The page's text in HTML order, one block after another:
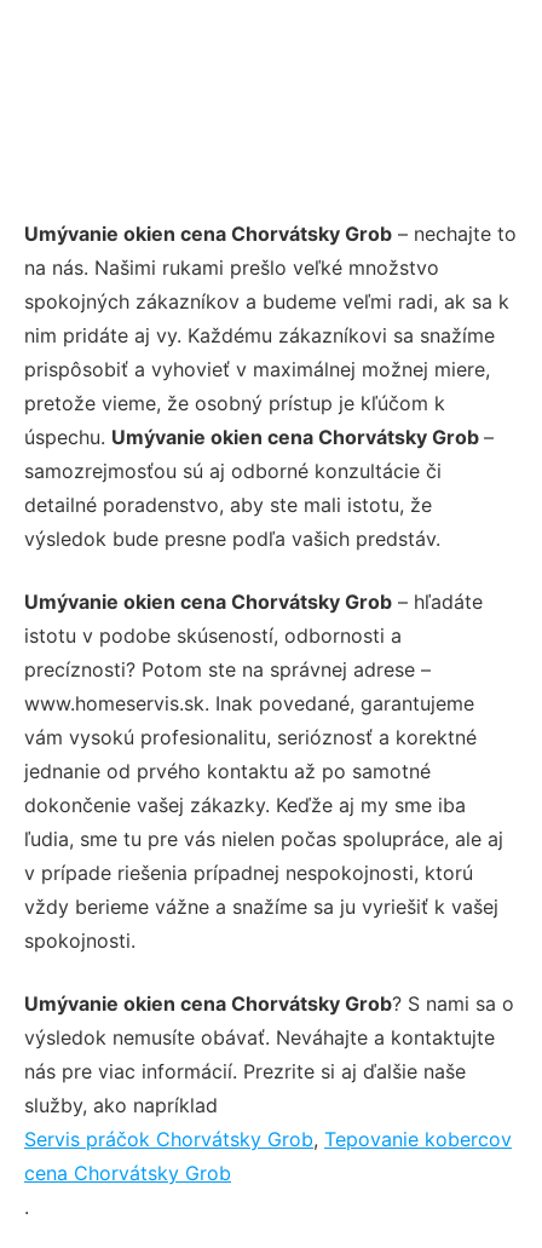
Umývanie okien cena Chorvátsky Grob – nechajte to
na nás. Našimi rukami prešlo veľké množstvo
spokojných zákazníkov a budeme veľmi radi, ak sa k
nim pridáte aj vy. Každému zákazníkovi sa snažíme
prispôsobiť a vyhovieť v maximálnej možnej miere,
pretože vieme, že osobný prístup je kľúčom k
úspechu. Umývanie okien cena Chorvátsky Grob –
samozrejmosťou sú aj odborné konzultácie či
detailné poradenstvo, aby ste mali istotu, že
výsledok bude presne podľa vašich predstáv.
Umývanie okien cena Chorvátsky Grob – hľadáte
istotu v podobe skúseností, odbornosti a
precíznosti? Potom ste na správnej adrese –
www.homeservis.sk. Inak povedané, garantujeme
vám vysokú profesionalitu, serióznosť a korektné
jednanie od prvého kontaktu až po samotné
dokončenie vašej zákazky. Keďže aj my sme iba
ľudia, sme tu pre vás nielen počas spolupráce, ale aj
v prípade riešenia prípadnej nespokojnosti, ktorú
vždy berieme vážne a snažíme sa ju vyriešiť k vašej
spokojnosti.
Umývanie okien cena Chorvátsky Grob? S nami sa o
výsledok nemusíte obávať. Neváhajte a kontaktujte
nás pre viac informácií. Prezrite si aj ďalšie naše
služby, ako napríklad
Servis práčok Chorvátsky Grob, Tepovanie kobercov
cena Chorvátsky Grob
.